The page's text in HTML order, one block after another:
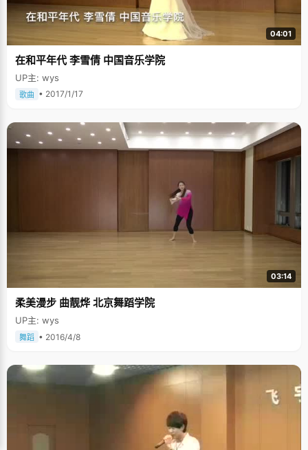
04:01
在和平年代 李雪倩 中国音乐学院
UP主: wys
歌曲 • 2017/1/17
03:14
柔美漫步 曲靓烨 北京舞蹈学院
UP主: wys
舞蹈 • 2016/4/8